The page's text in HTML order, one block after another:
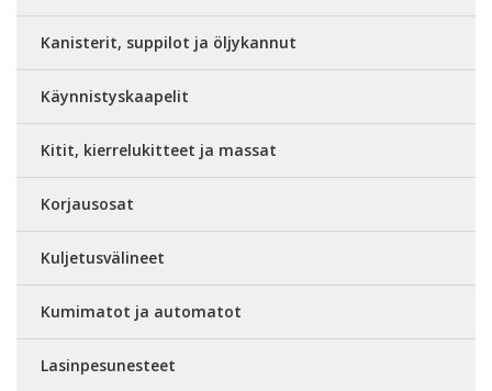
Kanisterit, suppilot ja öljykannut
Käynnistyskaapelit
Kitit, kierrelukitteet ja massat
Korjausosat
Kuljetusvälineet
Kumimatot ja automatot
Lasinpesunesteet